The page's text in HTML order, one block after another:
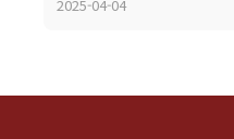
2025-04-04